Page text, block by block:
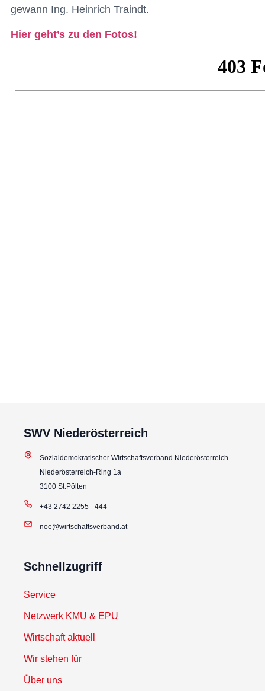
gewann Ing. Heinrich Traindt.
Hier geht’s zu den Fotos!
SWV Niederösterreich
Sozialdemokratischer Wirtschaftsverband Niederösterreich
Niederösterreich-Ring 1a
3100 St.Pölten
+43 2742 2255 - 444
noe@wirtschaftsverband.at
Schnellzugriff
Service
Netzwerk KMU & EPU
Wirtschaft aktuell
Wir stehen für
Über uns